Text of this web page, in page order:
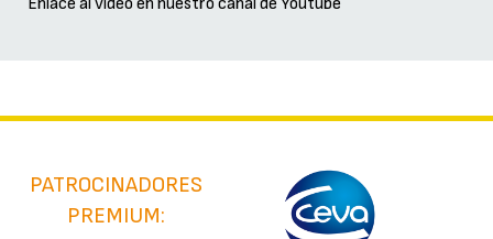
PATROCINADORES
PREMIUM: